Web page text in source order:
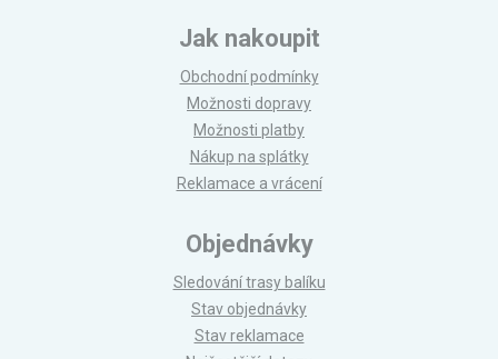
Jak nakoupit
Obchodní podmínky
Možnosti dopravy
Možnosti platby
Nákup na splátky
Reklamace a vrácení
Objednávky
Sledování trasy balíku
Stav objednávky
Stav reklamace